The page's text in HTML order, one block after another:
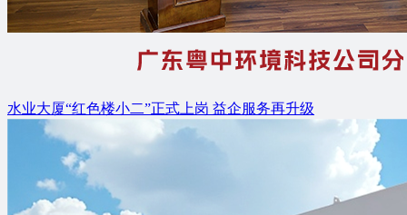
水业大厦“红色楼小二”正式上岗 益企服务再升级